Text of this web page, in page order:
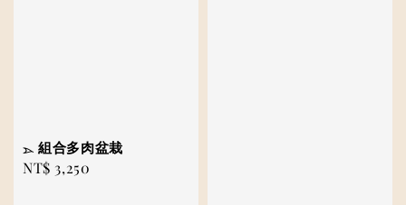
𓂄 組合多肉盆栽
Regular
NT$ 3,250